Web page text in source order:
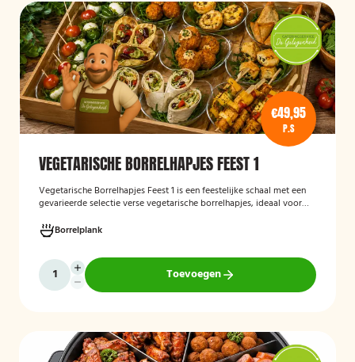
€49,95
P.S
VEGETARISCHE BORRELHAPJES FEEST 1
Vegetarische Borrelhapjes Feest 1 is een feestelijke schaal met een
gevarieerde selectie verse vegetarische borrelhapjes, ideaal voor
vers bereid en verzorgd gepresenteerd, zodat gasten kunnen
genieten van een smaakvolle en volledig vegetarische
borrelervaring.
Borrelplank
Toevoegen